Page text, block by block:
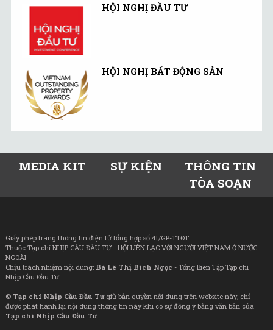
HỘI NGHỊ ĐẦU TƯ
HỘI NGHỊ BẤT ĐỘNG SẢN
MEDIA KIT SỰ KIỆN
THÔNG TIN
TÒA SOẠN
Giấy phép trang thông tin điện tử tổng hợp số 41/GP-TTĐT
Thuộc Tạp chí NHỊP CẦU ĐẦU TƯ - HỘI LIÊN LẠC VỚI NGƯỜI VIỆT NAM Ở NƯỚC
NGOÀI
Chịu trách nhiệm nội dung: Bà Lê Thị Bích Ngọc - Tổng Biên Tập Tạp chí
Nhịp Cầu Đầu Tư
© Tạp chí Nhịp Cầu Đầu Tưgiữ bản quyền nội dung trên website này; chỉ
được phát hành lại nội dung thông tin này khi có sự đồng ý bằng văn bản của
Tạp chí Nhịp Cầu Đầu Tư